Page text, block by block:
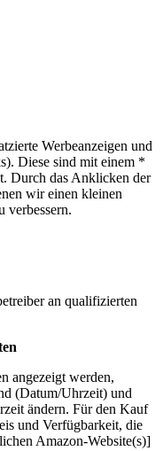
Werbeanzeigen und
Diese sind mit einem *
Durch das Anklicken der
wir einen kleinen
verbessern.
an qualifizierten
angezeigt werden,
(Datum/Uhrzeit) und
ändern. Für den Kauf
und Verfügbarkeit, die
Amazon-Website(s)]